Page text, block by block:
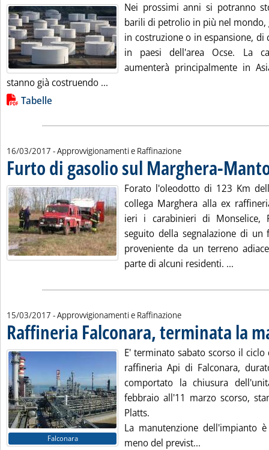
Nei prossimi anni si potranno
barili di petrolio in più nel mondo,
in costruzione o in espansione,
in paesi dell'area Ocse. La
aumenterà principalmente in
stanno già costruendo ...
Lista allegati PDF alla notizia
Tabelle
16/03/2017 - Approvvigionamenti e Raffinazione
Furto di gasolio sul Marghera-
Forato l'oleodotto di 123 Km
collega Marghera alla ex
ieri i carabinieri di Monselice,
seguito della segnalazione di
proveniente da un terreno
parte di alcuni residenti. ...
15/03/2017 - Approvvigionamenti e Raffinazione
Raffineria Falconara, terminata la
Falconara
E' terminato sabato scorso il
raffineria Api di Falconara,
comportato la chiusura
febbraio all'11 marzo scorso,
Platts.
La manutenzione dell'impianto
meno del previst...